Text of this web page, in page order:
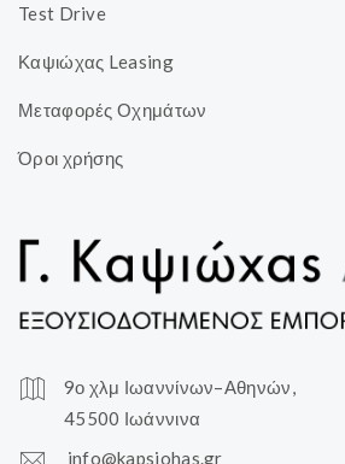
Test Drive
Καψιώχας Leasing
Μεταφορές Οχημάτων
Όροι χρήσης
9ο χλμ Ιωαννίνων–Αθηνών,
45500 Ιωάννινα
info@kapsiohas.gr